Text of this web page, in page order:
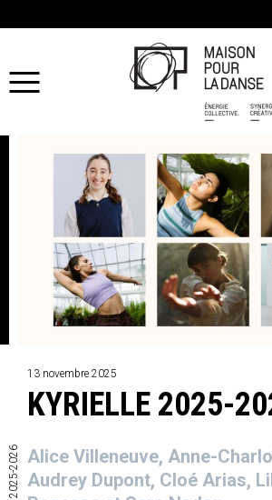
13 novembre 2025
KYRIELLE 2025-
Alice Villeneuve, Anne-
Audrey Dupont, Cloé Arias,